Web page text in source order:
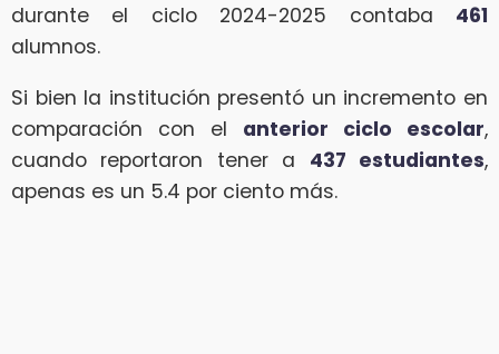
durante el ciclo 2024-2025 contaba 461
alumnos.
Si bien la institución presentó un incremento en
comparación con el anterior ciclo escolar,
cuando reportaron tener a 437 estudiantes,
apenas es un 5.4 por ciento más.